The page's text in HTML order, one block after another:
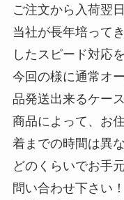
ご注文から入荷翌
当社が長年培って
したスピード対応
今回の様に通常オ
品発送出来るケー
商品によって、お
着までの時間は異な
どのくらいでお手
問い合わせ下さい！